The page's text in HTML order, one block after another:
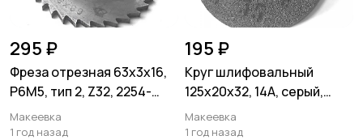
295 ₽
Фреза отрезная 63х3х16,
Р6М5, тип 2, Z32, 2254-
1194, СССР.
Макеевка
1 год назад
195 ₽
Круг шлифовальный
125х20х32, 14А, серый,
среднее зерно, ГОСТ
2424-83.
Макеевка
1 год назад